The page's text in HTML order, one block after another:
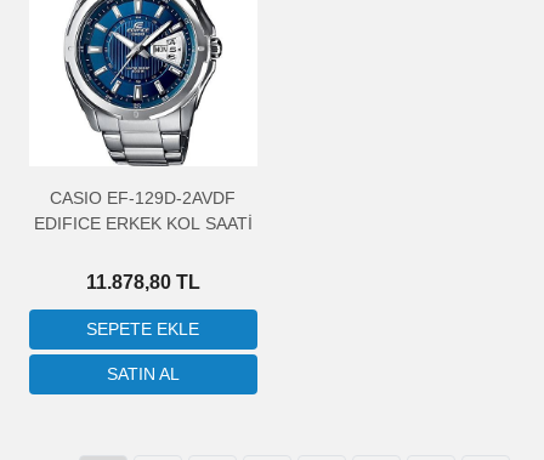
CASIO EF-129D-2AVDF
EDIFICE ERKEK KOL SAATİ
11.878,80 TL